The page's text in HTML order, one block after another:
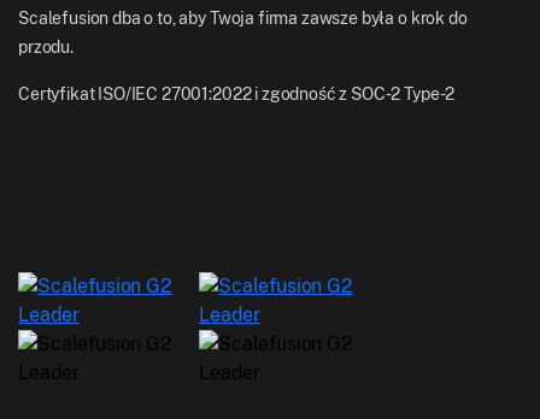
Scalefusion dba o to, aby Twoja firma zawsze była o krok do
przodu.
Certyfikat ISO/IEC 27001:2022 i zgodność z SOC-2 Type-2